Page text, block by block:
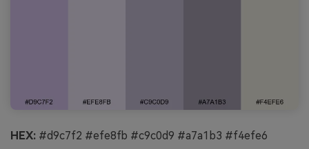
HEX: #d9c7f2 #efe8fb #c9c0d9 #a7a1b3 #f4efe6